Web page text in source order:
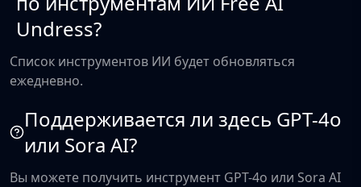
Undress?
Список инструментов ИИ будет обновляться
ежедневно.
Поддерживается ли здесь GPT-4o
или Sora AI?
Вы можете получить инструмент GPT-4o или Sora AI